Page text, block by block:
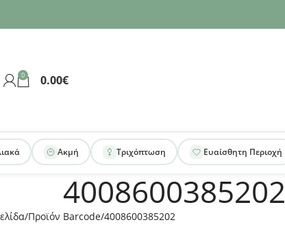
0 0.00€
Ακμή Τριχόπτωση Ευαίσθητη Περιοχή
4008600385202
Προϊόν Barcode 4008600385202